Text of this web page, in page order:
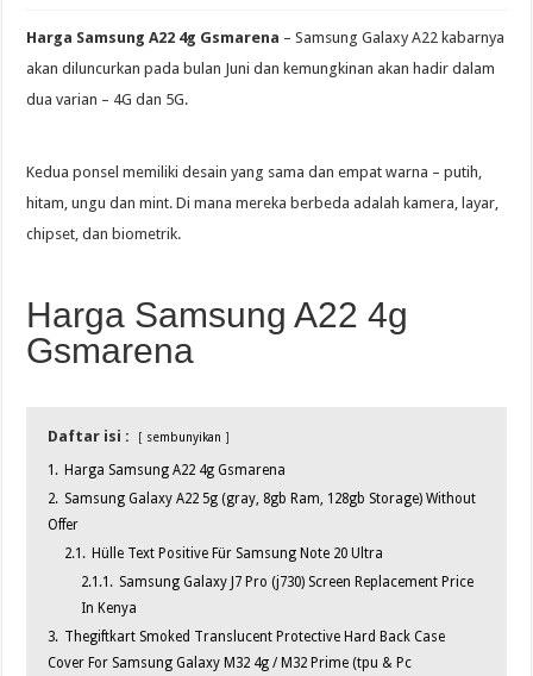
Harga Samsung A22 4g Gsmarena – Samsung Galaxy A22 kabarnya
akan diluncurkan pada bulan Juni dan kemungkinan akan hadir dalam
dua varian – 4G dan 5G.
Kedua ponsel memiliki desain yang sama dan empat warna – putih,
hitam, ungu dan mint. Di mana mereka berbeda adalah kamera, layar,
chipset, dan biometrik.
Harga Samsung A22 4g
Gsmarena
Daftar isi : sembunyikan
1. Harga Samsung A22 4g Gsmarena
2. Samsung Galaxy A22 5g (gray, 8gb Ram, 128gb Storage) Without
Offer
2.1. Hülle Text Positive Für Samsung Note 20 Ultra
2.1.1. Samsung Galaxy J7 Pro (j730) Screen Replacement Price
In Kenya
3. Thegiftkart Smoked Translucent Protective Hard Back Case
Cover For Samsung Galaxy M32 4g / M32 Prime (tpu & Pc